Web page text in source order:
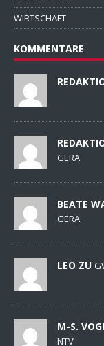
WIRTSCHAFT
KOMMENTARE
GERA
BEATE
GERA
LEO ZU
M-S.
NTV